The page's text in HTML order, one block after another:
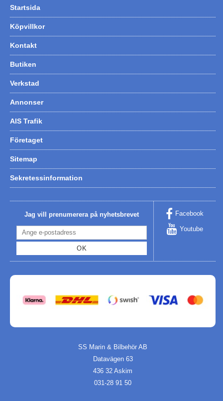
Startsida
Köpvillkor
Kontakt
Butiken
Verkstad
Annonser
AIS Trafik
Företaget
Sitemap
Sekretessinformation
Jag vill prenumerera på nyhetsbrevet
OK
Facebook
Youtube
SS Marin & Bilbehör AB
Datavägen 63
436 32 Askim
031-28 91 50